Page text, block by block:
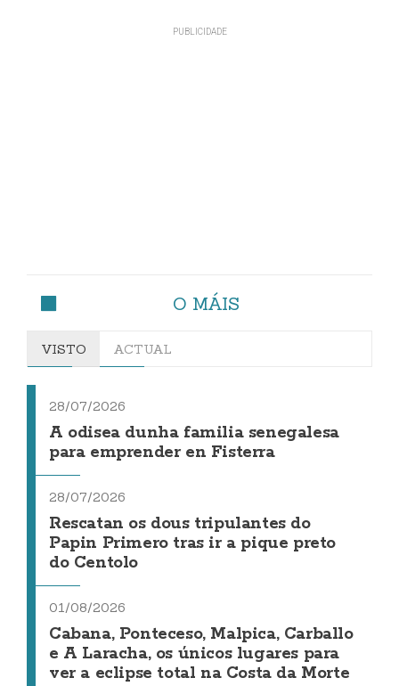
O MÁIS
VISTO ACTUAL
28/07/2026
A odisea dunha familia senegalesa
para emprender en Fisterra
28/07/2026
Rescatan os dous tripulantes do
Papin Primero tras ir a pique preto
do Centolo
01/08/2026
Cabana, Ponteceso, Malpica, Carballo
e A Laracha, os únicos lugares para
ver a eclipse total na Costa da Morte